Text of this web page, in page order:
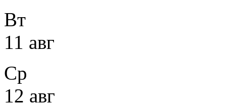
Вт
11 авг
Ср
12 авг